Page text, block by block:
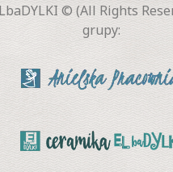
© (All Rights
grupy: